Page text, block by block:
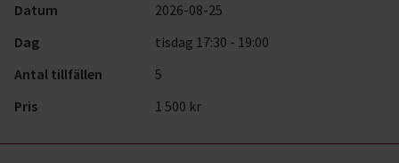
Datum
2026-08-25
Dag
tisdag 17:30 - 19:00
Antal tillfällen
5
Pris
1 500 kr